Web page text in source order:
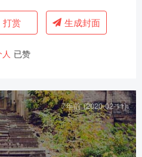
打赏 生成封面
已赞
7年前 (2020-02-11)